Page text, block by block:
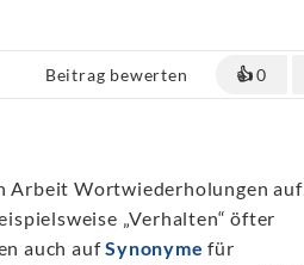
Beitrag bewerten 👍0
Arbeit Wortwiederholungen auf
„Verhalten“ öfter
auch aufSynonyme für